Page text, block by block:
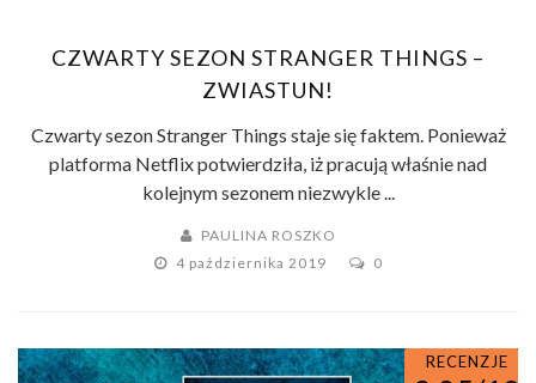
CZWARTY SEZON STRANGER THINGS –
ZWIASTUN!
Czwarty sezon Stranger Things staje się faktem. Ponieważ
platforma Netflix potwierdziła, iż pracują właśnie nad
kolejnym sezonem niezwykle ...
PAULINA ROSZKO
4 października 2019
0
RECENZJE